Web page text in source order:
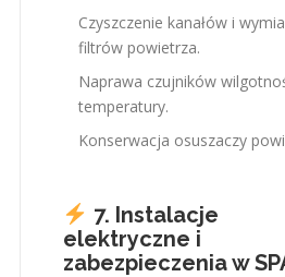
Czyszczenie kanałów i
filtrów powietrza.
Naprawa czujników
temperatury.
Konserwacja osuszaczy
7. Instalacje
elektryczne i
zabezpieczenia w